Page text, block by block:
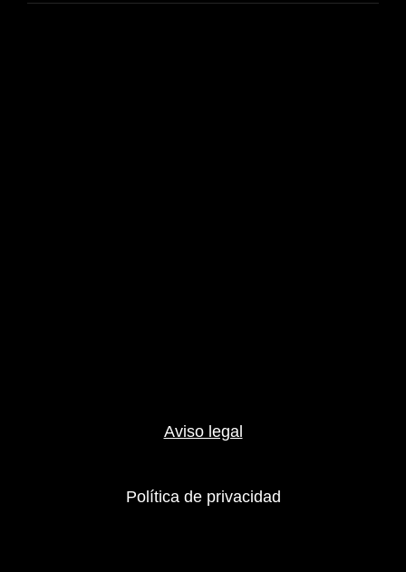
Aviso legal
Política de privacidad